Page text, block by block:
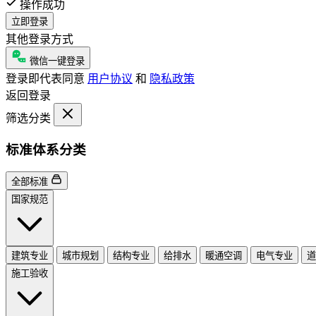
操作成功
立即登录
其他登录方式
微信一键登录
登录即代表同意 用户协议 和 隐私政策
返回登录
筛选分类
标准体系分类
全部标准
国家规范
建筑专业 城市规划 结构专业 给排水 暖通空调 电气专业
施工验收